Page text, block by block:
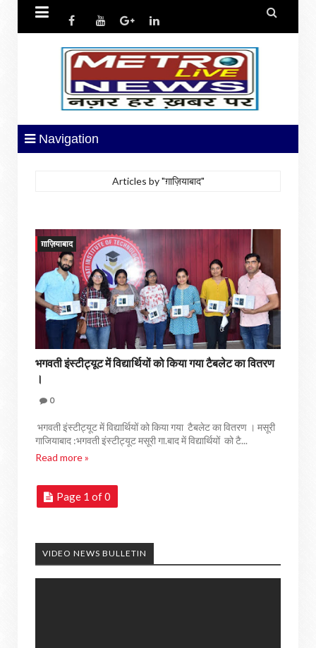
 
Navigation
Articles by "ग़ाज़ियाबाद"
ग़ाज़ियाबाद
भगवती इंस्टीट्यूट में विद्यार्थियों को किया गया टैबलेट का वितरण
।
0
भगवती इंस्टीट्यूट में विद्यार्थियों को किया गया टैबलेट का वितरण । मसूरी
गाजियाबाद :भगवती इंस्टीट्यूट मसूरी गा.बाद में विद्यार्थियों को टै...
Read more »
Page 1 of 0
VIDEO NEWS BULLETIN